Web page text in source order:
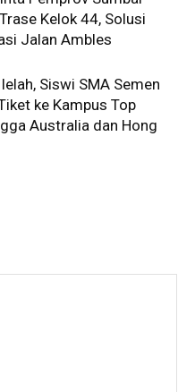
Kelok 44, Solusi
Jalan Ambles
Siswi SMA Semen
ke Kampus Top
Australia dan Hong